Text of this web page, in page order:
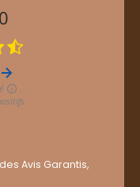
Avis Garantis,